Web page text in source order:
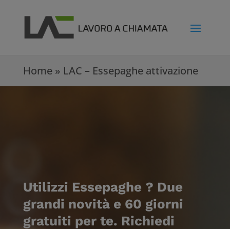
Home» LAC – Essepaghe attivazione
Utilizzi Essepaghe ? Due
grandi novità e 60 giorni
gratuiti per te. Richiedi